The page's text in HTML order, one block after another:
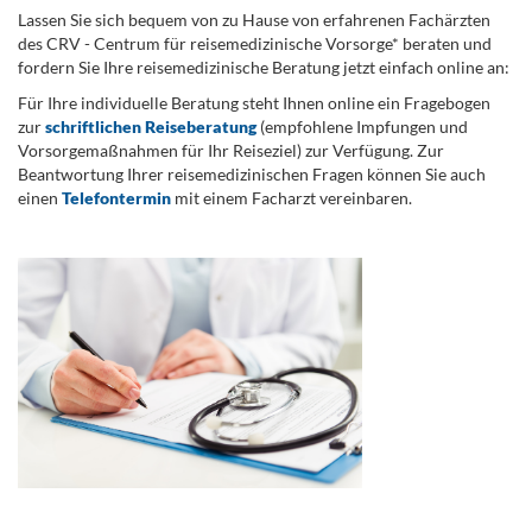
Lassen Sie sich bequem von zu Hause von erfahrenen Fachärzten
des CRV - Centrum für reisemedizinische Vorsorge* beraten und
fordern Sie Ihre reisemedizinische Beratung jetzt einfach online an:
Für Ihre individuelle Beratung steht Ihnen online ein Fragebogen
zurschriftlichen Reiseberatung(empfohlene Impfungen und
Vorsorgemaßnahmen für Ihr Reiseziel) zur Verfügung. Zur
Beantwortung Ihrer reisemedizinischen Fragen können Sie auch
einen Telefontermin mit einem Facharzt vereinbaren.